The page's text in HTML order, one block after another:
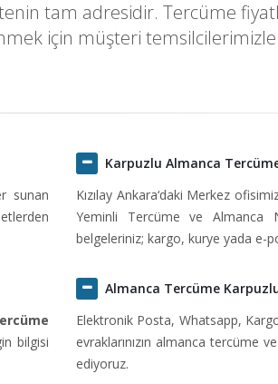
tam adresidir. Tercüme
için müşteri
sunan
bilgisi
Karpuzlu Almanca
Kızılay Ankara‘daki Merkez
Yeminli Tercüme ve Almanca
belgeleriniz; kargo, kurye yada e-
Almanca Tercüme
Elektronik Posta, Whatsapp,
evraklarınızın almanca tercüme
ediyoruz.